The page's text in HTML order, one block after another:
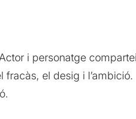
i personatge
el desig i